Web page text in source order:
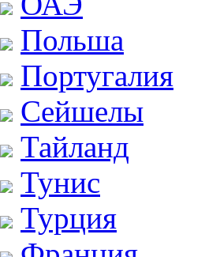
Польша
Португалия
Сейшелы
Тайланд
Тунис
Турция